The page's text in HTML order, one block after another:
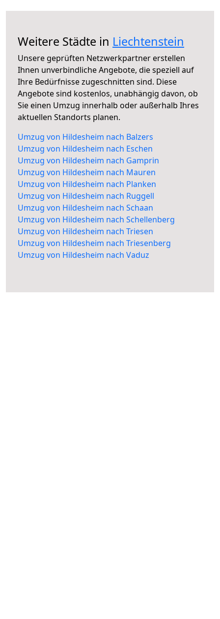
Weitere Städte in Liechtenstein
Unsere geprüften Netzwerkpartner erstellen
Ihnen unverbindliche Angebote, die speziell auf
Ihre Bedürfnisse zugeschnitten sind. Diese
Angebote sind kostenlos, unabhängig davon, ob
Sie einen Umzug innerhalb oder außerhalb Ihres
aktuellen Standorts planen.
Umzug von Hildesheim nach Balzers
Umzug von Hildesheim nach Eschen
Umzug von Hildesheim nach Gamprin
Umzug von Hildesheim nach Mauren
Umzug von Hildesheim nach Planken
Umzug von Hildesheim nach Ruggell
Umzug von Hildesheim nach Schaan
Umzug von Hildesheim nach Schellenberg
Umzug von Hildesheim nach Triesen
Umzug von Hildesheim nach Triesenberg
Umzug von Hildesheim nach Vaduz